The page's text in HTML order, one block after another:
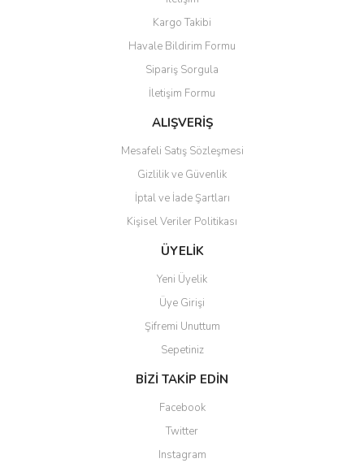
Ürün açıklamasında eksik bilgiler bulunuyor.
Ürün bilgilerinde hatalar bulunuyor.
Ürün fiyatı diğer sitelerden daha pahalı.
Bu ürüne benzer farklı alternatifler olmalı.
Gönder
Kargo Takibi
Havale Bildirim Formu
Sipariş Sorgula
İletişim Formu
ALIŞVERİŞ
Mesafeli Satış Sözleşmesi
Gizlilik ve Güvenlik
İptal ve İade Şartları
Kişisel Veriler Politikası
ÜYELİK
Yeni Üyelik
Üye Girişi
Şifremi Unuttum
Sepetiniz
BİZİ TAKİP EDİN
Facebook
Twitter
Instagram